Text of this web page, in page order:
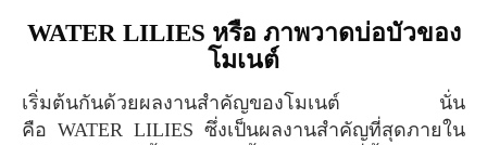
WATER LILIES หรือ ภาพวาดบ่อบัวของ
โมเนต์
เริ่มต้นกันด้วยผลงานสำคัญของโมเนต์ นั่น
คือ WATER LILIES ซึ่งเป็นผลงานสำคัญที่สุดภายใน